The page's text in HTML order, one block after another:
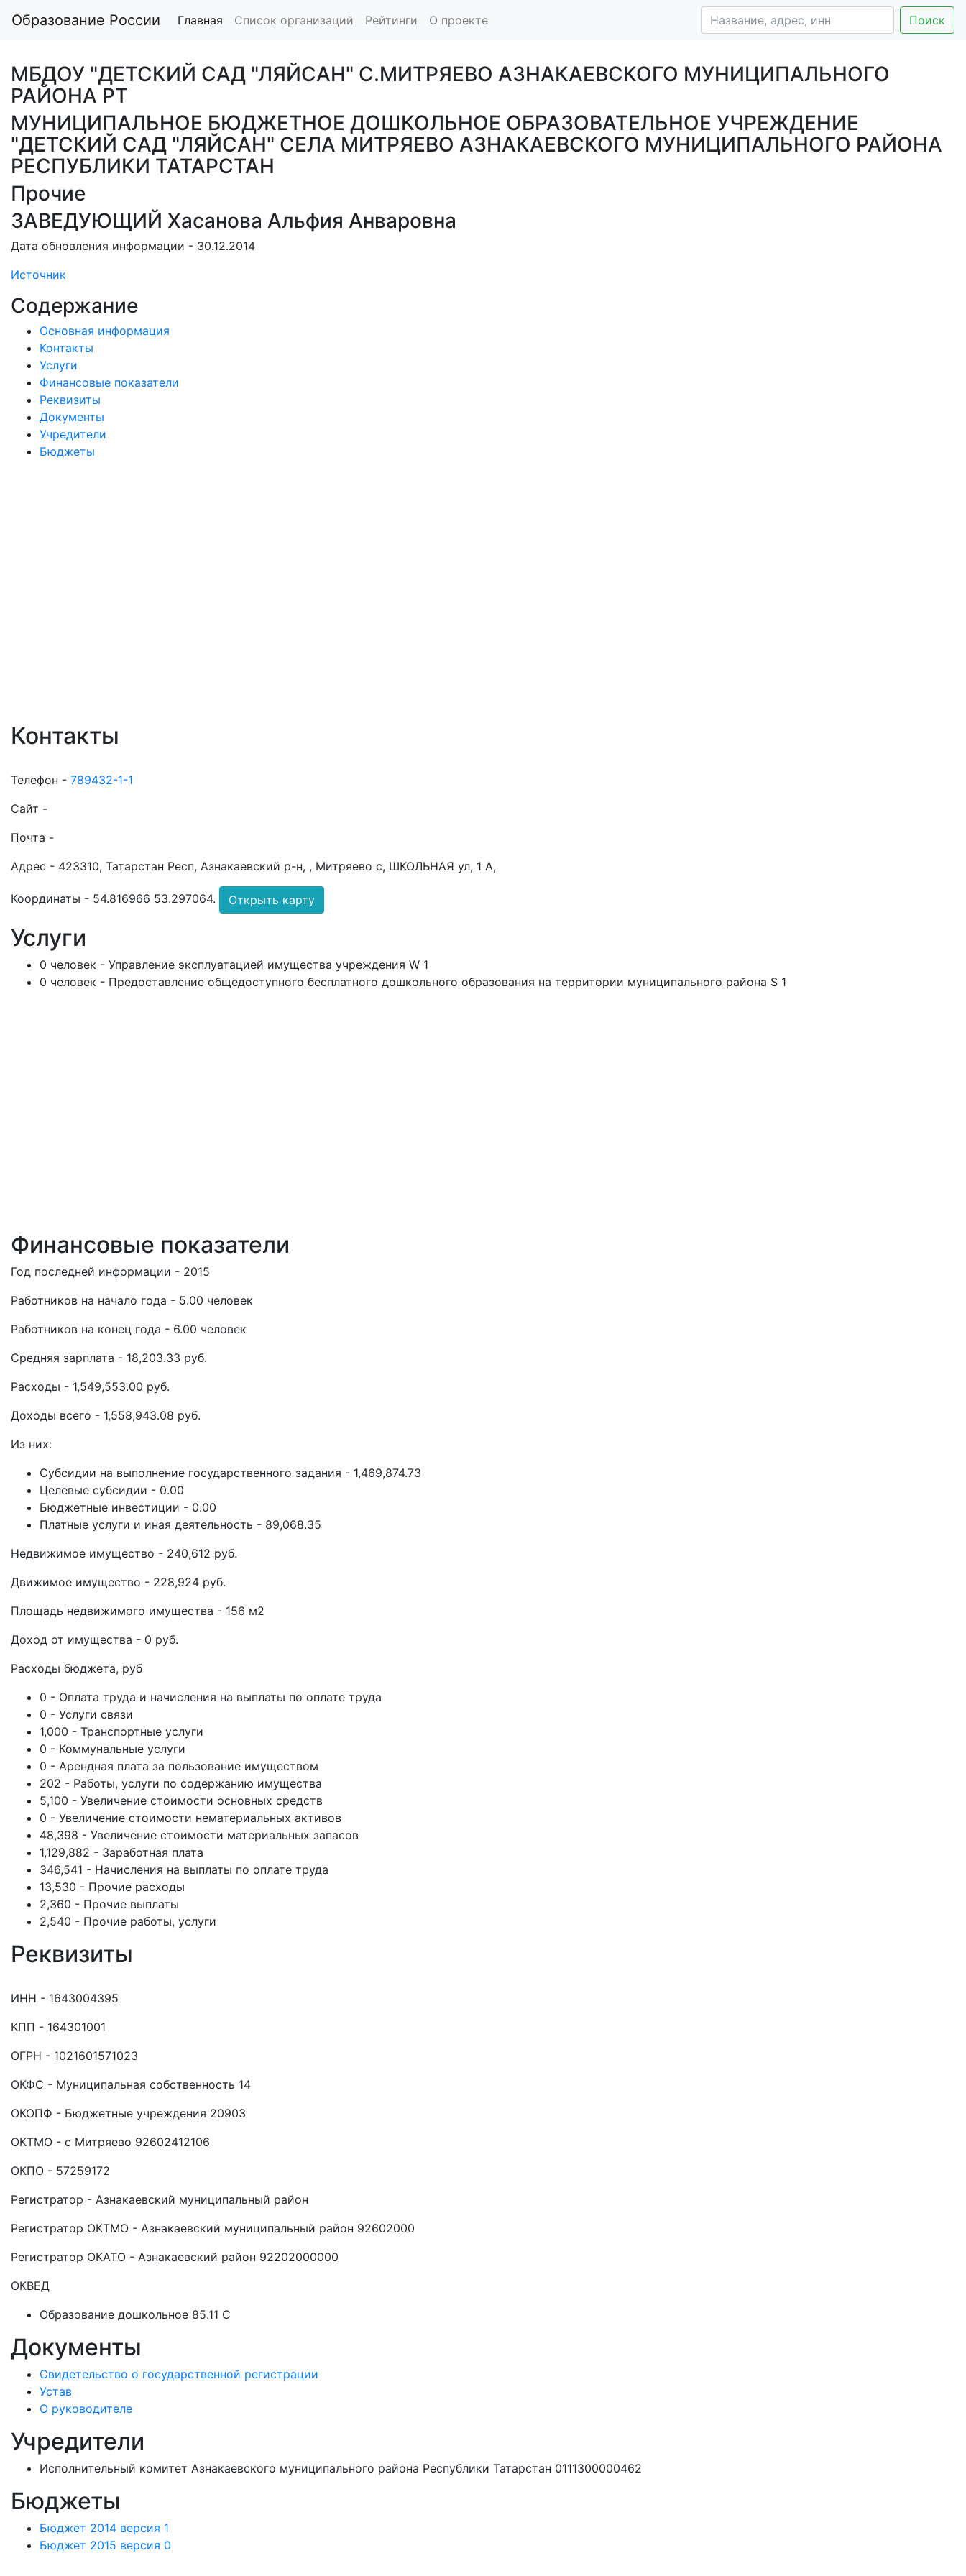
Образование России Главная Список организаций Рейтинги О проекте Поиск
МБДОУ "ДЕТСКИЙ САД "ЛЯЙСАН" С.МИТРЯЕВО АЗНАКАЕВСКОГО МУНИЦИПАЛЬНОГО
РАЙОНА РТ
МУНИЦИПАЛЬНОЕ БЮДЖЕТНОЕ ДОШКОЛЬНОЕ ОБРАЗОВАТЕЛЬНОЕ УЧРЕЖДЕНИЕ
"ДЕТСКИЙ САД "ЛЯЙСАН" СЕЛА МИТРЯЕВО АЗНАКАЕВСКОГО МУНИЦИПАЛЬНОГО РАЙОНА
РЕСПУБЛИКИ ТАТАРСТАН
Прочие
ЗАВЕДУЮЩИЙ Хасанова Альфия Анваровна
Дата обновления информации - 30.12.2014
Источник
Содержание
Основная информация
Контакты
Услуги
Финансовые показатели
Реквизиты
Документы
Учредители
Бюджеты
Контакты
Телефон - 789432-1-1
Сайт -
Почта -
Адрес - 423310, Татарстан Респ, Азнакаевский р-н, , Митряево с, ШКОЛЬНАЯ ул, 1 А,
Координаты - 54.816966 53.297064. Открыть карту
Услуги
0 человек - Управление эксплуатацией имущества учреждения W 1
0 человек - Предоставление общедоступного бесплатного дошкольного образования на территории муниципального района S 1
Финансовые показатели
Год последней информации - 2015
Работников на начало года - 5.00 человек
Работников на конец года - 6.00 человек
Средняя зарплата - 18,203.33 руб.
Расходы - 1,549,553.00 руб.
Доходы всего - 1,558,943.08 руб.
Из них:
Субсидии на выполнение государственного задания - 1,469,874.73
Целевые субсидии - 0.00
Бюджетные инвестиции - 0.00
Платные услуги и иная деятельность - 89,068.35
Недвижимое имущество - 240,612 руб.
Движимое имущество - 228,924 руб.
Площадь недвижимого имущества - 156 м2
Доход от имущества - 0 руб.
Расходы бюджета, руб
0 - Оплата труда и начисления на выплаты по оплате труда
0 - Услуги связи
1,000 - Транспортные услуги
0 - Коммунальные услуги
0 - Арендная плата за пользование имуществом
202 - Работы, услуги по содержанию имущества
5,100 - Увеличение стоимости основных средств
0 - Увеличение стоимости нематериальных активов
48,398 - Увеличение стоимости материальных запасов
1,129,882 - Заработная плата
346,541 - Начисления на выплаты по оплате труда
13,530 - Прочие расходы
2,360 - Прочие выплаты
2,540 - Прочие работы, услуги
Реквизиты
ИНН - 1643004395
КПП - 164301001
ОГРН - 1021601571023
ОКФС - Муниципальная собственность 14
ОКОПФ - Бюджетные учреждения 20903
ОКТМО - с Митряево 92602412106
ОКПО - 57259172
Регистратор - Азнакаевский муниципальный район
Регистратор ОКТМО - Азнакаевский муниципальный район 92602000
Регистратор ОКАТО - Азнакаевский район 92202000000
ОКВЕД
Образование дошкольное 85.11 C
Документы
Свидетельство о государственной регистрации
Устав
О руководителе
Учредители
Исполнительный комитет Азнакаевского муниципального района Республики Татарстан 0111300000462
Бюджеты
Бюджет 2014 версия 1
Бюджет 2015 версия 0